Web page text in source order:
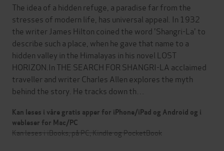
The idea of a hidden refuge, a paradise far from the
stresses of modern life, has universal appeal. In 1932
the writer James Hilton coined the word 'Shangri-La' to
describe such a place, when he gave that name to a
hidden valley in the Himalayas in his novel LOST
HORIZON.In THE SEARCH FOR SHANGRI-LA acclaimed
traveller and writer Charles Allen explores the myth
behind the story. He tracks down th…
Kan leses i våre gratis apper for iPhone/iPad og Android og i
webleser for Mac/PC
Kan leses i iBooks, på PC, Kindle og PocketBook